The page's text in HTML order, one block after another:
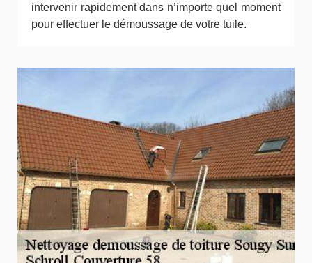
intervenir rapidement dans n’importe quel moment
pour effectuer le démoussage de votre tuile.